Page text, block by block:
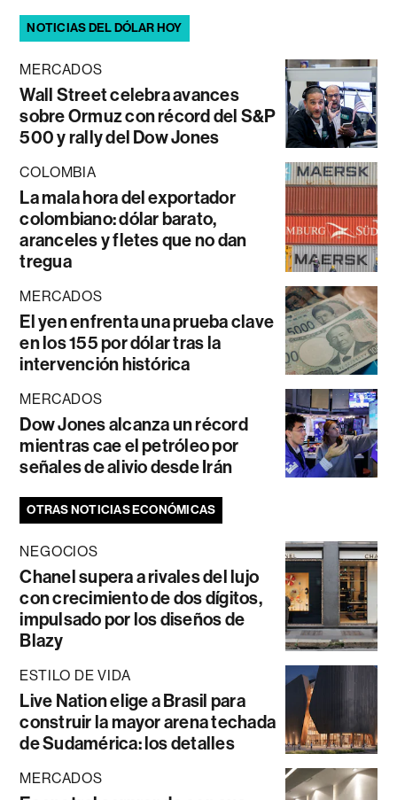
NOTICIAS DEL DÓLAR HOY
MERCADOS
Wall Street celebra avances
sobre Ormuz con récord del S&P
500 y rally del Dow Jones
COLOMBIA
La mala hora del exportador
colombiano: dólar barato,
aranceles y fletes que no dan
tregua
MERCADOS
El yen enfrenta una prueba clave
en los 155 por dólar tras la
intervención histórica
MERCADOS
Dow Jones alcanza un récord
mientras cae el petróleo por
señales de alivio desde Irán
OTRAS NOTICIAS ECONÓMICAS
NEGOCIOS
Chanel supera a rivales del lujo
con crecimiento de dos dígitos,
impulsado por los diseños de
Blazy
ESTILO DE VIDA
Live Nation elige a Brasil para
construir la mayor arena techada
de Sudamérica: los detalles
MERCADOS